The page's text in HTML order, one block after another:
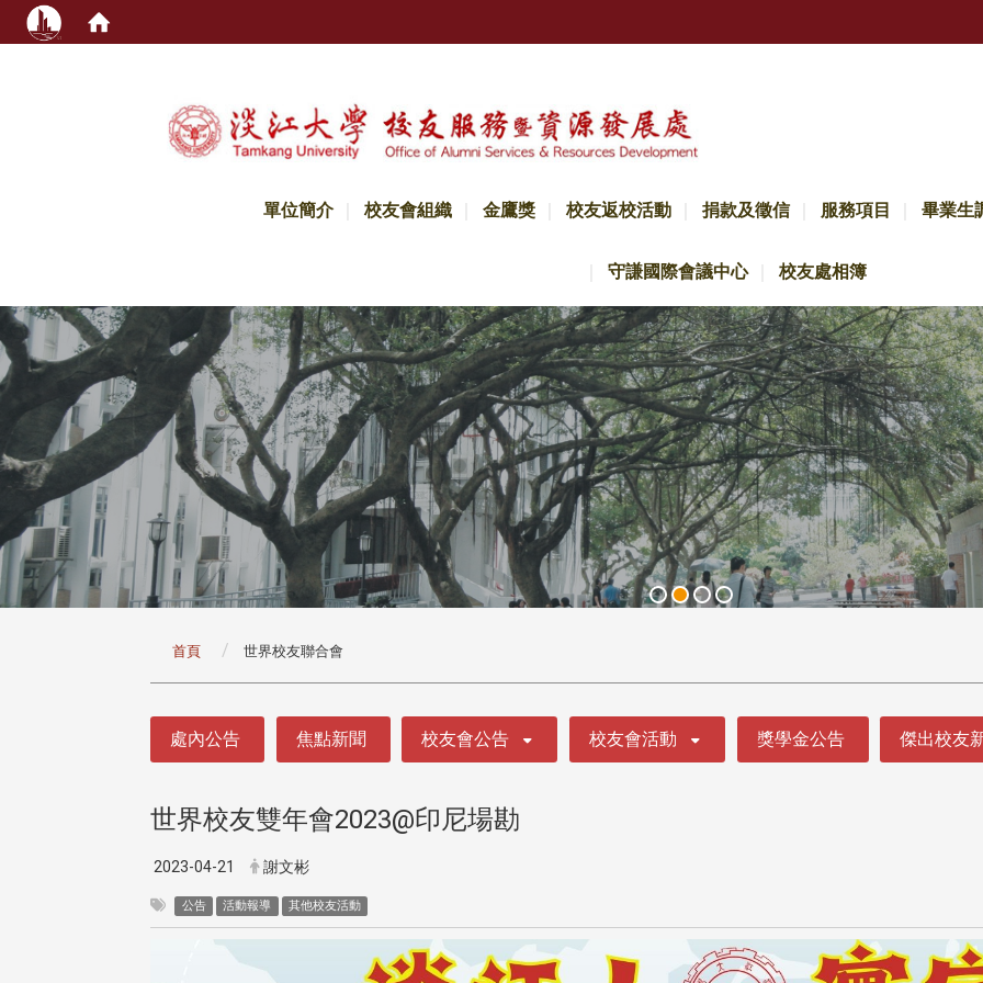
單位簡介 校友會組織 金鷹獎 校友返校活動 捐款及徵信 服務項目 畢業生
守謙國際會議中心 校友處相簿
首頁 世界校友聯合會
處內公告 焦點新聞 校友會公告 校友會活動 獎學金公告 傑出校友
世界校友雙年會2023@印尼場勘
2023-04-21 謝文彬
公告 活動報導 其他校友活動